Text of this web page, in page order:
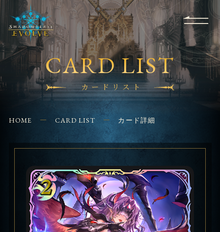
Q&A
EVENT SHOPS
FOR
BEGINNERS
APPLICATION
CONTACT
CARD LIST
カードリスト
HOME CARD LIST カード詳細